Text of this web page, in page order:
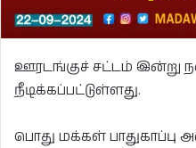
ஊரடங்குச் சட்டம் இன்று
நீடிக்கப்பட்டுள்ளது.
பொது மக்கள் பாதுகாப்பு